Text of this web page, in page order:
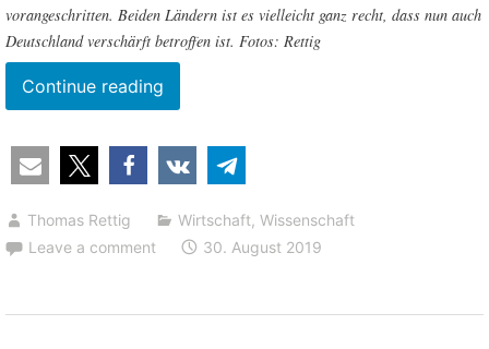
vorangeschritten. Beiden Ländern ist es vielleicht ganz recht, dass nun auch
Deutschland verschärft betroffen ist. Fotos: Rettig
Continue reading
schafft
Armut
–
libertäre
Thomas Rettig Wirtschaft, Wissenschaft
Leave a comment
30. August 2019